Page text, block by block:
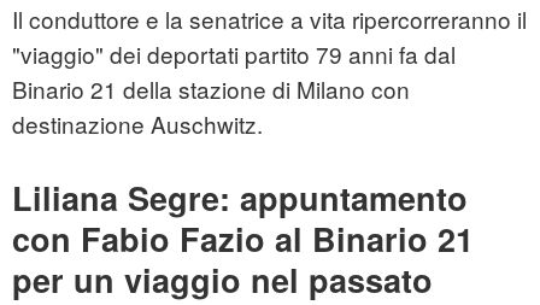
Il conduttore e la senatrice a vita ripercorreranno il
"viaggio" dei deportati partito 79 anni fa dal
Binario 21 della stazione di Milano con
destinazione Auschwitz.
Liliana Segre: appuntamento
con Fabio Fazio al Binario 21
per un viaggio nel passato